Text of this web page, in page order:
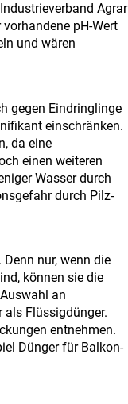
Agrar
pH-Wert
und wären
gegen Eindringlinge
einschränken.
da eine
einen weiteren
Wasser durch
durch Pilz-
nur, wenn die
können sie die
an
Flüssigdünger.
entnehmen.
Dünger für Balkon-